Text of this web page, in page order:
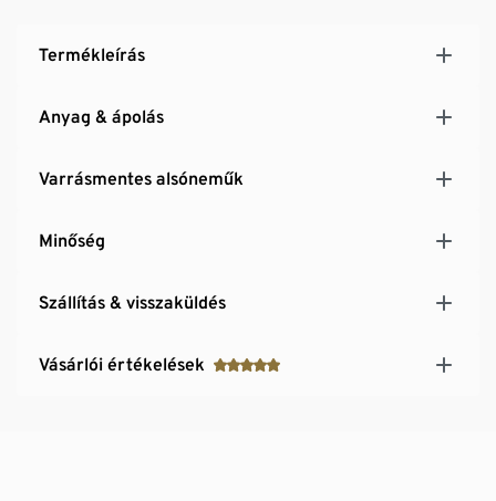
Termékleírás
Anyag & ápolás
Varrásmentes alsóneműk
Minőség
Szállítás & visszaküldés
Vásárlói értékelések